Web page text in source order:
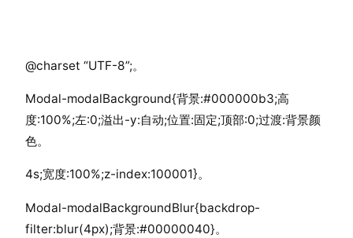
@charset “UTF-8”;。
Modal-modalBackground{背景:#000000b3;高
度:100%;左:0;溢出-y:自动;位置:固定;顶部:0;过渡:背景颜
色。
4s;宽度:100%;z-index:100001}。
Modal-modalBackgroundBlur{backdrop-
filter:blur(4px);背景:#00000040}。